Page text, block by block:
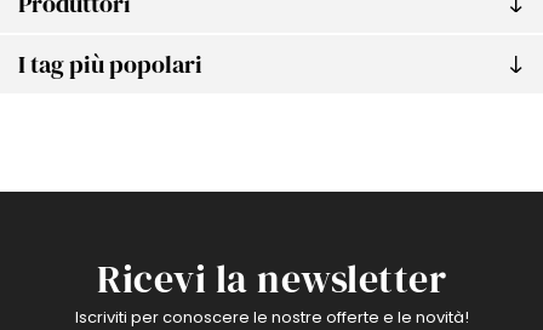
I tag più popolari
Ricevi la newsletter
Iscriviti per conoscere le nostre offerte e le novità!